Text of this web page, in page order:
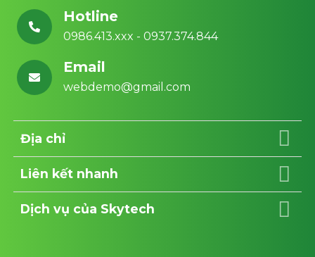
Hotline
0986.413.xxx - 0937.374.844
Email
webdemo@gmail.com
Địa chỉ
Liên kết nhanh
Dịch vụ của Skytech